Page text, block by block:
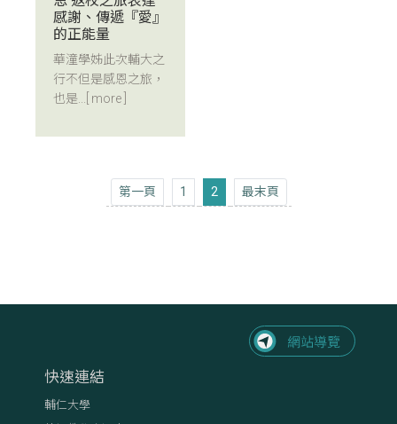
感謝、傳遞『愛』
的正能量
華潼學姊此次輔大之
行不但是感恩之旅，
也是...
[ more ]
第一頁第一頁
1 2 最末頁最末頁
快速連結
輔仁大學